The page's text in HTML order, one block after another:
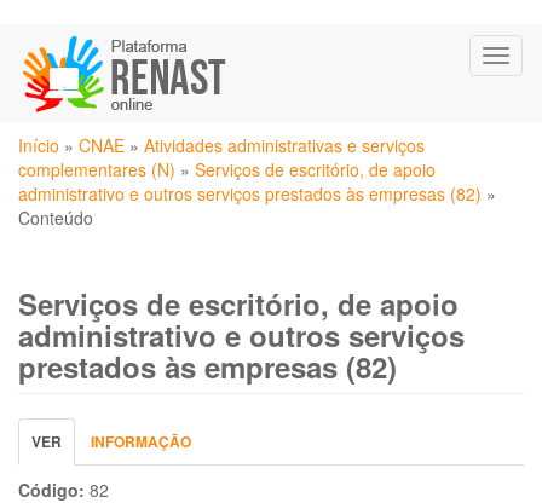
para
conteúdo
principal
Você
está
aqui
Início » CNAE » Atividades administrativas e serviços
complementares (N) » Serviços de escritório, de apoio
administrativo e outros serviços prestados às empresas (82) »
Conteúdo
Serviços de escritório, de apoio
administrativo e outros serviços
prestados às empresas (82)
Abas
primárias
VER (ABA
ATIVA)
INFORMAÇÃO
Código: 82